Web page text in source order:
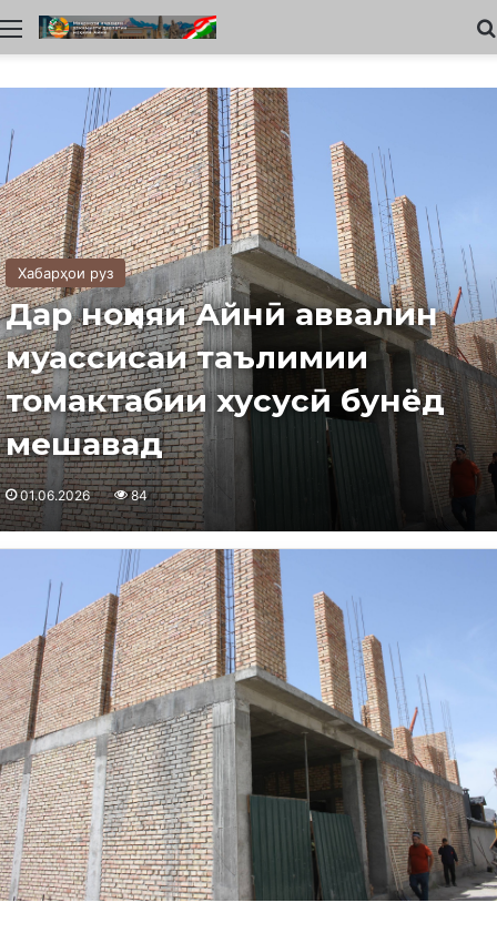
Меню
Хабарҳои руз
Дар ноҳияи Айнӣ аввалин
муассисаи таълимии
томактабии хусусӣ бунёд
мешавад
01.06.2026 84